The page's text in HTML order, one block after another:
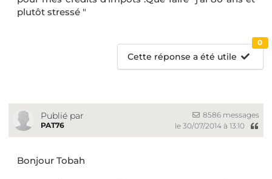
plutôt stressé "
Cette réponse a été utile
0
Publié par
PAT76
8586 messages
le 30/07/2014 à 13:10
Bonjour Tobah